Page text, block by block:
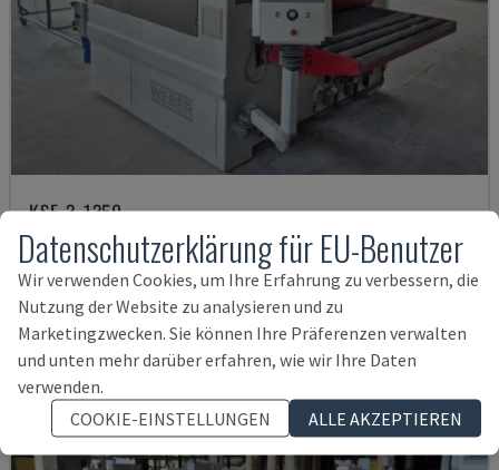
KSF-3-1350
WEBER - BANDSCHLEIFER
DEUTSCHLAND 2010
Datenschutzerklärung für EU-Benutzer
Wir verwenden Cookies, um Ihre Erfahrung zu verbessern, die
Nutzung der Website zu analysieren und zu
Marketingzwecken. Sie können Ihre Präferenzen verwalten
und unten mehr darüber erfahren, wie wir Ihre Daten
verwenden.
COOKIE-EINSTELLUNGEN
ALLE AKZEPTIEREN